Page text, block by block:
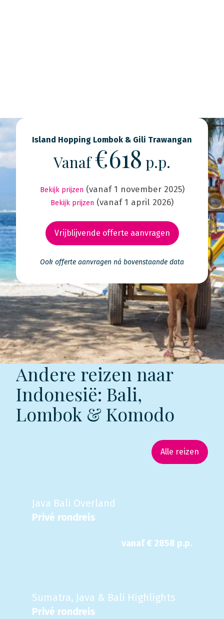
Island Hopping Lombok & Gili Trawangan
Vanaf€618 p.p.
Bekijk prijzen (vanaf 1 november 2025)
Bekijk prijzen (vanaf 1 april 2026)
Vrijblijvende offerte aanvragen
Ook offerte aanvragen ná bovenstaande data
Andere reizen naar
Indonesië: Bali,
Lombok & Komodo
Alle reizen
Java Bali Overland
Privé rondreis
vanaf € 2858 p.p.
Sumatra, Java & Bali Highlights
Privé rondreis